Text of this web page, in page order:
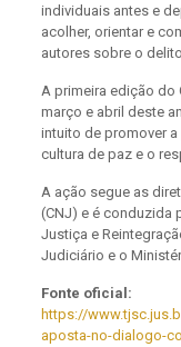
individuais antes e
acolher, orientar e
autores sobre o
A primeira edição do
março e abril deste
intuito de promover
cultura de paz e o
A ação segue as
(CNJ) e é conduzida
Justiça e
Judiciário e o
Fonte oficial:
https://
aposta-no-dialogo-